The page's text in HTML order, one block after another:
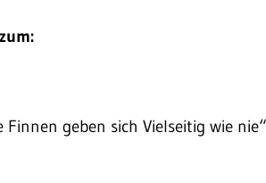
Finnen geben sich Vielseitig wie